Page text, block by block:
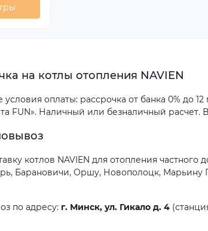
на котлы отопления NAVIEN
оплаты: рассрочка от банка 0% до
FUN». Наличный или безналичный
котлов NAVIEN для отопления
Барановичи, Оршу, Новополоцк,
по адресу: г. Минск, ул. Гикало д. 4